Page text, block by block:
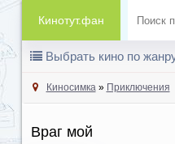
Кинотут.фан
Выбрать кино по
Киносимка» Приключения
Враг мой